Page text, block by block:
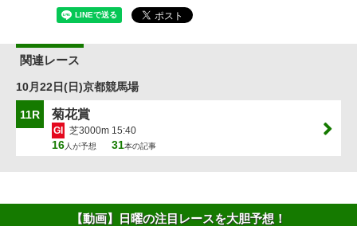
関連レース
10月22日(日)京都競馬場
11R 菊花賞
GI 芝3000m 15:40
16人が予想 31本の記事
【動画】日曜の注目レースを大胆予想！